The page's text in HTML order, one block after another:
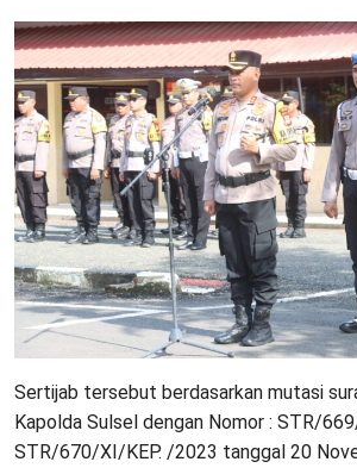
Sertijab tersebut berdasarkan mutasi
Kapolda Sulsel dengan Nomor : STR/
STR/670/XI/KEP. /2023 tanggal 20